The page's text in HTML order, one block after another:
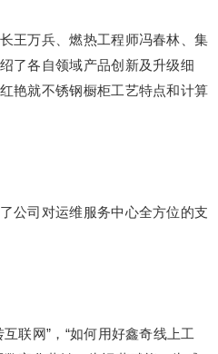
王万兵、燃热工程师冯春林、集
了各自领域产品创新及升级细
艳就不锈钢橱柜工艺特点和计算
公司对运维服务中心全方位的支
联网”，“如何用好鑫奇线上工